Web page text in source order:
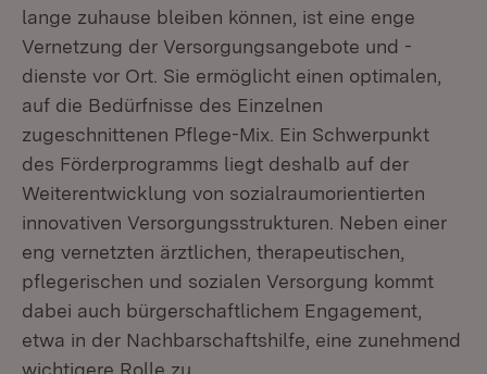
lange zuhause bleiben können, ist eine enge
Vernetzung der Versorgungsangebote und -
dienste vor Ort. Sie ermöglicht einen optimalen,
auf die Bedürfnisse des Einzelnen
zugeschnittenen Pflege-Mix. Ein Schwerpunkt
des Förderprogramms liegt deshalb auf der
Weiterentwicklung von sozialraumorientierten
innovativen Versorgungsstrukturen. Neben einer
eng vernetzten ärztlichen, therapeutischen,
pflegerischen und sozialen Versorgung kommt
dabei auch bürgerschaftlichem Engagement,
etwa in der Nachbarschaftshilfe, eine zunehmend
wichtigere Rolle zu.